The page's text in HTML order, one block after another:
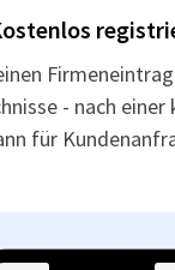
- nach
für